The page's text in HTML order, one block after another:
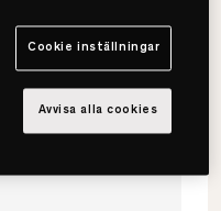
Cookie inställningar
Avvisa alla cookies